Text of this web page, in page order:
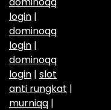
login |
dominoqq
login |
dominoqq
login | slot
anti rungkat |
murniqq |